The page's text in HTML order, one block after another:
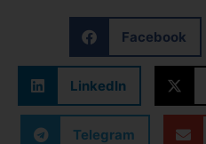
Facebook
LinkedIn
Telegram